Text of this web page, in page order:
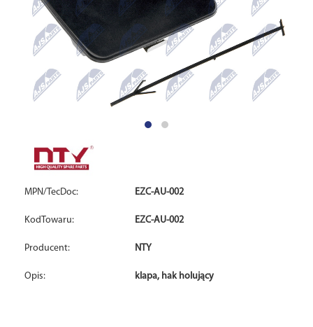
MPN/TecDoc: EZC-AU-002
KodTowaru: EZC-AU-002
Producent: NTY
Opis: klapa, hak holujący